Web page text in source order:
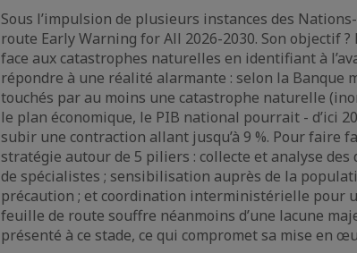
Sous l’impulsion de plusieurs instances des
route Early Warning for All 2026-2030. Son objectif
face aux catastrophes naturelles en identifiant à
répondre à une réalité alarmante : selon la Banque
touchés par au moins une catastrophe naturelle
le plan économique, le PIB national pourrait - d’ici
subir une contraction allant jusqu’à 9 %. Pour faire
stratégie autour de 5 piliers : collecte et analyse
de spécialistes ; sensibilisation auprès de la
précaution ; et coordination interministérielle pour
feuille de route souffre néanmoins d’une lacune
présenté à ce stade, ce qui compromet sa mise en